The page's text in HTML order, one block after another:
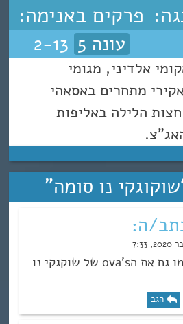
פרקים באנימה:
עונה 5
אלדיני, מגומי
מתחרים באסאהי
הלילה באליפות
שוקוגקי נו סומה”
אתם תתרגמו גם את הova’s של שוקגקי נו
הגב